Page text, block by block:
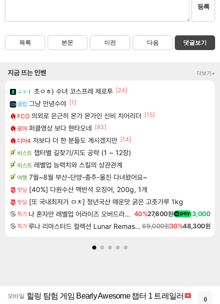
등록
목록 본문 이전 다음 댓글보기
지금 뜨는 인벤 더보기+
ㅗㅜㅑ 초ㅇㅎ) 수녀 코스프레 제로투 [24]
클립 그냥 안녕수야 [1]
FCO 의외로 은근히 몬가 몬가인 신비 치어리더 [15]
로아 퍼클영상 보다 현타오네 [93]
디아4 저보다 더 한 분들도 계시겠지만 [14]
비스트 챕터별 길찾기/지도 공략 (1 ~ 12장)
비스트 레벨업 능력치와 스킬의 상관관계
여행 7월~8월 부산-단양-충주-울진 다녀왔어요~
핫딜 [40%] 다원수산 맥반석 오징어, 200g, 1개
핫딜 [또 국내최저가 ㅁㅊ] 청년국산 매운맛 굵은 고춧가루 1kg
특가 나 혼자만 레벨업 어라이즈 오버드라이브 Solo Leveling Arise 40%27,600원 3,000
특가 루나 리마스터드 컬렉션 Lunar Remastered Collection69,000원30%48,300원
모바일 힐링 탐험 게임 Bearly Awesome 챕터 1 트레일러 0